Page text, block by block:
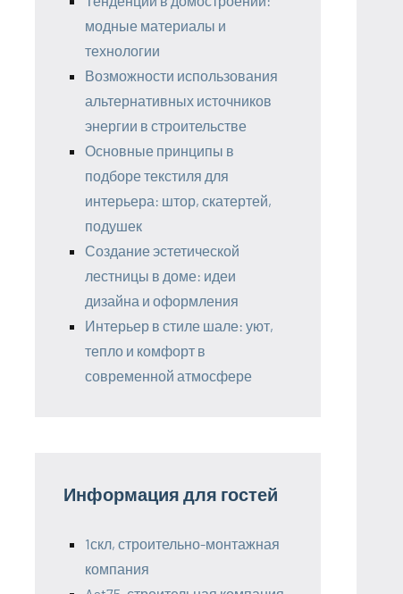
модные материалы и
технологии
Возможности использования
альтернативных источников
энергии в строительстве
Основные принципы в
подборе текстиля для
интерьера: штор, скатертей,
подушек
Создание эстетической
лестницы в доме: идеи
дизайна и оформления
Интерьер в стиле шале: уют,
тепло и комфорт в
современной атмосфере
Информация для гостей
1скл, строительно-монтажная
компания